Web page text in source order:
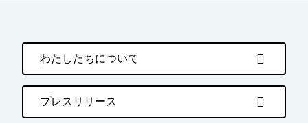
わたしたちについて
プレスリリース